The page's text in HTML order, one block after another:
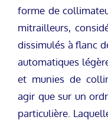
forme de
mitrailleurs,
dissimulés à flanc
automatiques
et munies de
agir que sur un
particulière.